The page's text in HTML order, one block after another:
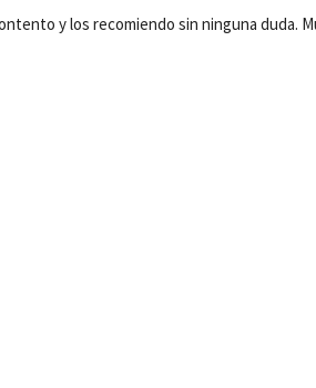
y los recomiendo sin ninguna duda.